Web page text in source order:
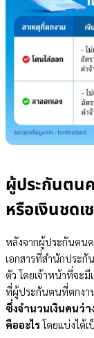
ผู้ประกันตนค
หรือเงินชด
หลังจากผู้ประกันตน
เอกสารที่สำนักประกั
ตัว โดยเจ้าหน้าที่จะ
ที่ผู้ประกันตนที่ตกงา
ซึ่งจำนวนเงินคนว่
คืออะไรโดยแบ่งได้